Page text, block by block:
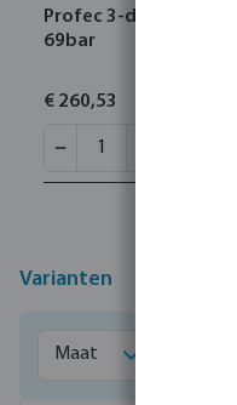
Profec 3-delige
69bar
€ 260,53
Varianten